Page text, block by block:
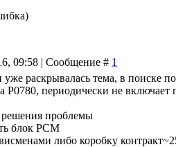
09:58 | Сообщение # 1
раскрывалась тема, в поиске
P0780, периодически не включает
проблемы
блок PCM
либо коробку